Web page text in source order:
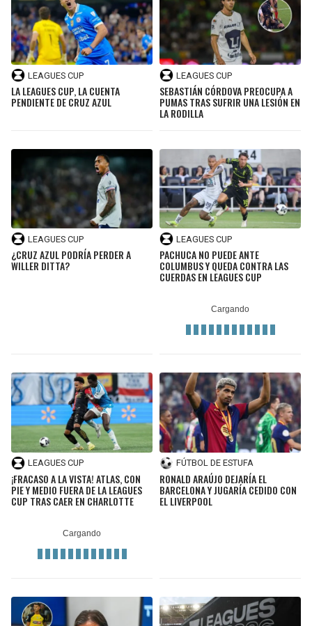
LEAGUES CUP
LA LEAGUES CUP, LA CUENTA
PENDIENTE DE CRUZ AZUL
LEAGUES CUP
SEBASTIÁN CÓRDOVA PREOCUPA A
PUMAS TRAS SUFRIR UNA LESIÓN EN
LA RODILLA
LEAGUES CUP
¿CRUZ AZUL PODRÍA PERDER A
WILLER DITTA?
LEAGUES CUP
PACHUCA NO PUEDE ANTE
COLUMBUS Y QUEDA CONTRA LAS
CUERDAS EN LEAGUES CUP
LEAGUES CUP
¡FRACASO A LA VISTA! ATLAS, CON
PIE Y MEDIO FUERA DE LA LEAGUES
CUP TRAS CAER EN CHARLOTTE
FÚTBOL DE ESTUFA
RONALD ARAÚJO DEJARÍA EL
BARCELONA Y JUGARÍA CEDIDO CON
EL LIVERPOOL